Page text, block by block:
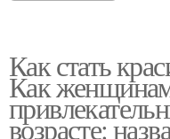
Как стать
Как
возрасте: